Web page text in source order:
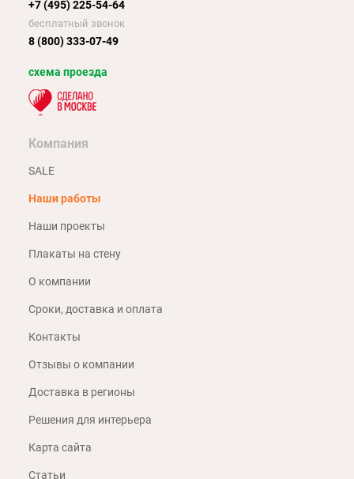
+7 (495) 225-54-64
бесплатный звонок
8 (800) 333-07-49
схема проезда
Компания
SALE
Наши работы
Наши проекты
Плакаты на стену
О компании
Сроки, доставка и оплата
Контакты
Отзывы о компании
Доставка в регионы
Решения для интерьера
Карта сайта
Статьи